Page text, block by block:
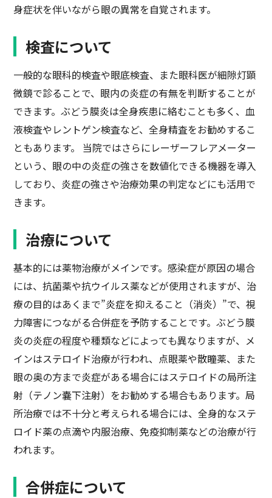
身症状を伴いながら眼の異常を自覚されます。
検査について
一般的な眼科的検査や眼底検査、また眼科医が細隙灯顕
微鏡で診ることで、眼内の炎症の有無を判断することが
できます。ぶどう膜炎は全身疾患に絡むことも多く、血
液検査やレントゲン検査など、全身精査をお勧めするこ
ともあります。 当院ではさらにレーザーフレアメーター
という、眼の中の炎症の強さを数値化できる機器を導入
しており、炎症の強さや治療効果の判定などにも活用で
きます。
治療について
基本的には薬物治療がメインです。感染症が原因の場合
には、抗菌薬や抗ウイルス薬などが使用されますが、治
療の目的はあくまで”炎症を抑えること（消炎）”で、視
力障害につながる合併症を予防することです。ぶどう膜
炎の炎症の程度や種類などによっても異なりますが、メ
インはステロイド治療が行われ、点眼薬や散瞳薬、また
眼の奥の方まで炎症がある場合にはステロイドの局所注
射（テノン嚢下注射）をお勧めする場合もあります。局
所治療では不十分と考えられる場合には、全身的なステ
ロイド薬の点滴や内服治療、免疫抑制薬などの治療が行
われます。
合併症について